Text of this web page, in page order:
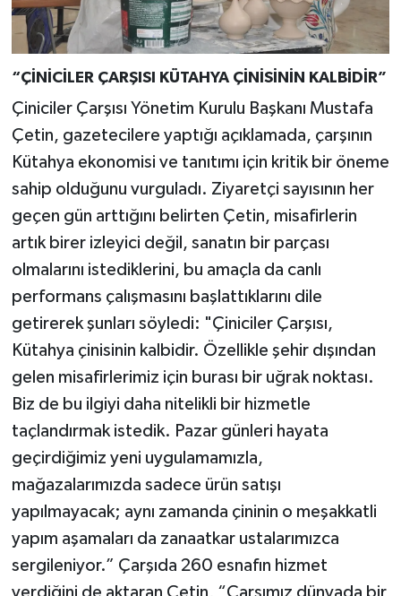
“ÇİNİCİLER ÇARŞISI KÜTAHYA ÇİNİSİNİN KALBİDİR”
Çiniciler Çarşısı Yönetim Kurulu Başkanı Mustafa
Çetin, gazetecilere yaptığı açıklamada, çarşının
Kütahya ekonomisi ve tanıtımı için kritik bir öneme
sahip olduğunu vurguladı. Ziyaretçi sayısının her
geçen gün arttığını belirten Çetin, misafirlerin
artık birer izleyici değil, sanatın bir parçası
olmalarını istediklerini, bu amaçla da canlı
performans çalışmasını başlattıklarını dile
getirerek şunları söyledi: "Çiniciler Çarşısı,
Kütahya çinisinin kalbidir. Özellikle şehir dışından
gelen misafirlerimiz için burası bir uğrak noktası.
Biz de bu ilgiyi daha nitelikli bir hizmetle
taçlandırmak istedik. Pazar günleri hayata
geçirdiğimiz yeni uygulamamızla,
mağazalarımızda sadece ürün satışı
yapılmayacak; aynı zamanda çininin o meşakkatli
yapım aşamaları da zanaatkar ustalarımızca
sergileniyor.” Çarşıda 260 esnafın hizmet